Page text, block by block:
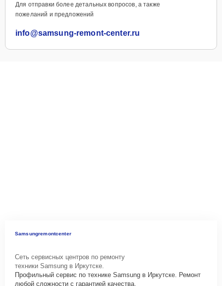
Для отправки более детальных вопросов, а также
пожеланий и предложений
info@samsung-remont-center.ru
Samsungremontcenter
Сеть сервисных центров по ремонту
техники Samsung в Иркутске.
Профильный сервис по технике Samsung в Иркутске. Ремонт
любой сложности с гарантией качества.